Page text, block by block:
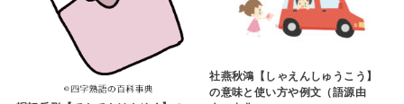
社燕秋鴻【しゃえんしゅうこう】
の意味と使い方や例文（語源由